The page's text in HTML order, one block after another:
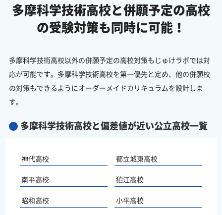
多摩科学技術高校と併願予定の高校
の受験対策も同時に可能！
多摩科学技術高校以外の併願予定の高校対策もじゅけラボでは対
応が可能です。多摩科学技術高校を第一優先と定め、他の併願校
の対策もできるようにオーダーメイドカリキュラムを設計しま
す。
多摩科学技術高校と偏差値が近い公立高校一覧
神代高校 都立城東高校
南平高校 狛江高校
昭和高校 小平高校